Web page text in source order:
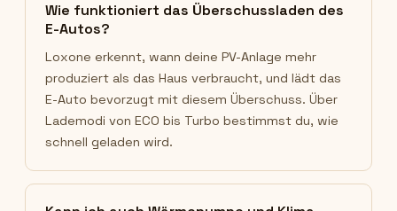
Wie funktioniert das Überschussladen des
E-Autos?
Loxone erkennt, wann deine PV-Anlage mehr
produziert als das Haus verbraucht, und lädt das
E-Auto bevorzugt mit diesem Überschuss. Über
Lademodi von ECO bis Turbo bestimmst du, wie
schnell geladen wird.